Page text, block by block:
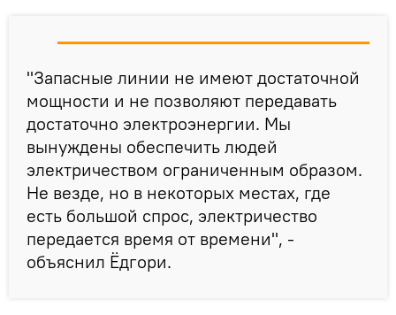
"Запасные линии не имеют достаточной
мощности и не позволяют передавать
достаточно электроэнергии. Мы
вынуждены обеспечить людей
электричеством ограниченным образом.
Не везде, но в некоторых местах, где
есть большой спрос, электричество
передается время от времени", -
объяснил Ёдгори.